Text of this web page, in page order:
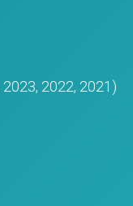
2023, 2022, 2021)